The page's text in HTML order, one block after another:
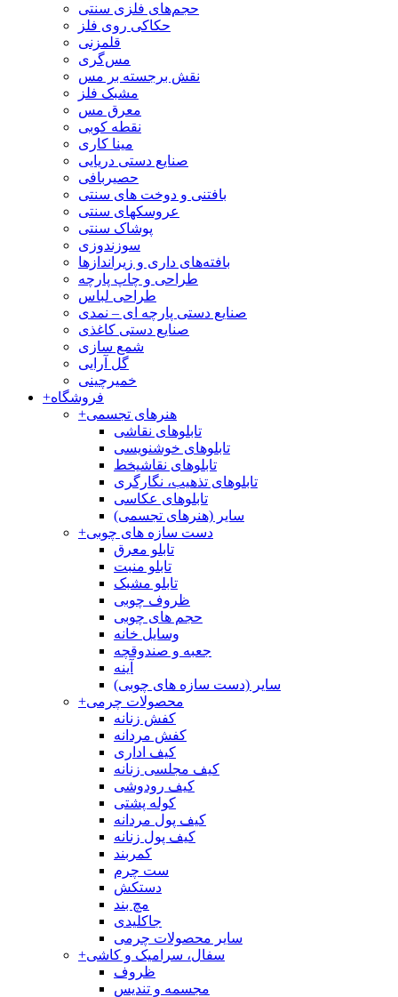
حجم‌های فلزی سنتی
حکاکی روی فلز
قلمزنی
مس‌گری
نقش برجسته بر مس
مشبک فلز
معرق مس
نقطه کوبی
مینا کاری
صنایع دستی دریایی
حصیربافی
بافتنی‌ و دوخت های سنتی
عروسکهای سنتی
پوشاک سنتی
سوزندوزی
بافته‌های داری و زیراندازها
طراحی و چاپ پارچه
طراحی لباس
صنایع دستی پارچه ای – نمدی
صنایع دستی کاغذی
شمع سازی
گل آرایی
خمیرچینی
+فروشگاه
+هنرهای تجسمی
تابلوهای نقاشی
تابلوهای خوشنویسی
تابلوهای نقاشیخط
تابلوهای تذهیب، نگارگری
تابلوهای عکاسی
سایر (هنرهای تجسمی)
+دست سازه های چوبی
تابلو معرق
تابلو منبت
تابلو مشبک
ظروف چوبی
حجم های چوبی
وسایل خانه
جعبه و صندوقچه
آینه
سایر (دست سازه های چوبی)
+محصولات چرمی
کفش زنانه
کفش مردانه
کیف اداری
کیف مجلسی زنانه
کیف رودوشی
کوله پشتی
کیف پول مردانه
کیف پول زنانه
کمربند
ست چرم
دستکش
مچ بند
جاکلیدی
سایر محصولات چرمی
+سفال، سرامیک و کاشی
ظروف
مجسمه و تندیس